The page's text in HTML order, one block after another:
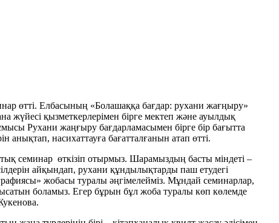
өтті. Елбасының «Болашаққа бағдар: рухани жағңыру»
жүйесі қызметкерлерімен бірге мектеп және ауылдық
Рухани жаңғыру бағдарламасымен бірге бір бағытта
анықтап, насихаттауға бағатталғанын атап өтті.
семинар өткізіп отырмыз. Шарамыздың басты міндеті –
айқындап, рухани құндылықтарды паш етудегі
жобасы туралы әңгімелейміз. Мұндай семинарлар,
боламыз. Егер бұрын бұл жоба туралы көп көлемде